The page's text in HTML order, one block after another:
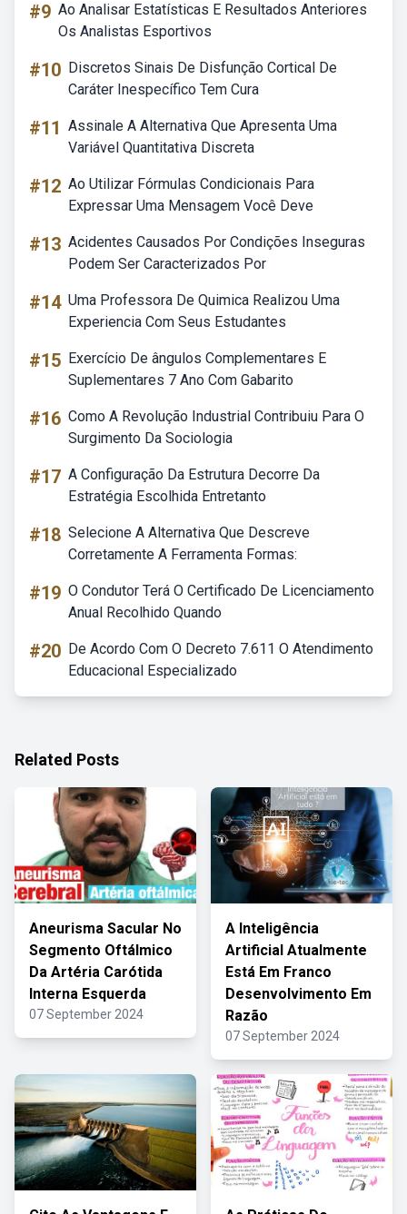
#9 Ao Analisar Estatísticas E Resultados Anteriores
Os Analistas Esportivos
#10 Discretos Sinais De Disfunção Cortical De
Caráter Inespecífico Tem Cura
#11 Assinale A Alternativa Que Apresenta Uma
Variável Quantitativa Discreta
#12 Ao Utilizar Fórmulas Condicionais Para
Expressar Uma Mensagem Você Deve
#13 Acidentes Causados Por Condições Inseguras
Podem Ser Caracterizados Por
#14 Uma Professora De Quimica Realizou Uma
Experiencia Com Seus Estudantes
#15 Exercício De ângulos Complementares E
Suplementares 7 Ano Com Gabarito
#16 Como A Revolução Industrial Contribuiu Para O
Surgimento Da Sociologia
#17 A Configuração Da Estrutura Decorre Da
Estratégia Escolhida Entretanto
#18 Selecione A Alternativa Que Descreve
Corretamente A Ferramenta Formas:
#19 O Condutor Terá O Certificado De Licenciamento
Anual Recolhido Quando
#20 De Acordo Com O Decreto 7.611 O Atendimento
Educacional Especializado
Related Posts
Aneurisma Sacular No
Segmento Oftálmico
Da Artéria Carótida
Interna Esquerda
07 September 2024
A Inteligência
Artificial Atualmente
Está Em Franco
Desenvolvimento Em
Razão
07 September 2024